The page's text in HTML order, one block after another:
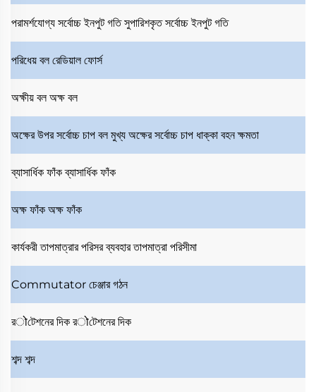
পরামর্শযোগ্য সর্বোচ্চ ইনপুট গতিসুপারিশকৃত সর্বোচ্চ ইনপুট গতি
পরিধেয় বলরেডিয়াল ফোর্স
অক্ষীয় বলঅক্ষ বল
অক্ষের উপর সর্বোচ্চ চাপ বলমুখ্য অক্ষের সর্বোচ্চ চাপ ধাক্কা বহন ক্ষমতা
ব্যাসার্ধিক ফাঁকব্যাসার্ধিক ফাঁক
অক্ষ ফাঁক অক্ষ ফাঁক
কার্যকরী তাপমাত্রার পরিসরব্যবহার তাপমাত্রা পরিসীমা
Commutator চেঞ্জার গঠন
রोটেশনের দিক রोটেশনের দিক
শব্দ শব্দ